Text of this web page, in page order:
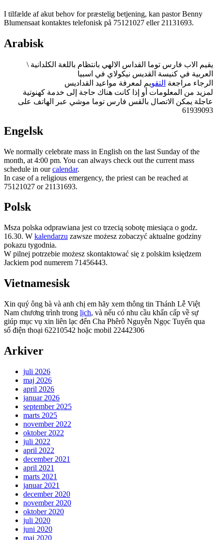
I tilfælde af akut behov for præstelig betjening, kan pastor Benny
Blumensaat kontaktes telefonisk på 75121027 eller 21131693.
Arabisk
يقيم الاب فارس توما القداس الالهي بانتظام باللغة الكلدانية \
العربية في كنيسة القديس نيكولاي في اسبيا
الرجاء مراجعة التقويم لمعرفة مواعيد القداديس
لمزيد من المعلومات أو إذا كانت هناك حاجة إلى خدمة كهنوتية
عاجلة يمكن الاتصال بالقس فارس توما موشي عبر الهاتف على
61939093
Engelsk
We normally celebrate mass in English on the last Sunday of the
month, at 4:00 pm. You can always check out the current mass
schedule in ourcalendar.
In case of a religious emergency, the priest can be reached at
75121027 or 21131693.
Polsk
Msza polska odprawiana jest co trzecią sobotę miesiąca o godz.
16.30. W kalendarzu zawsze możesz zobaczyć aktualne godziny
pokazu tygodnia.
W pilnej potrzebie możesz skontaktować się z polskim księdzem
Jackiem pod numerem 71456443.
Vietnamesisk
Xin quý ông bà và anh chị em hãy xem thông tin Thánh Lễ Việt
Nam chương trình trong lịch, và nếu có nhu cầu khẩn cấp về sự
giúp mục vụ xin liên lạc đến Cha Phêrô Nguyễn Ngọc Tuyến qua
số điện thoại 62210542 hoặc mobil 22442306
Arkiver
juli 2026
maj 2026
april 2026
januar 2026
september 2025
marts 2025
november 2022
oktober 2022
juli 2022
april 2022
december 2021
april 2021
marts 2021
januar 2021
december 2020
november 2020
oktober 2020
juli 2020
juni 2020
maj 2020